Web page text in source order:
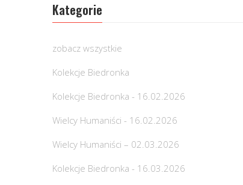
Kategorie
zobacz wszystkie
Kolekcje Biedronka
Kolekcje Biedronka - 16.02.2026
Wielcy Humaniści - 16.02.2026
Wielcy Humaniści – 02.03.2026
Kolekcje Biedronka - 16.03.2026